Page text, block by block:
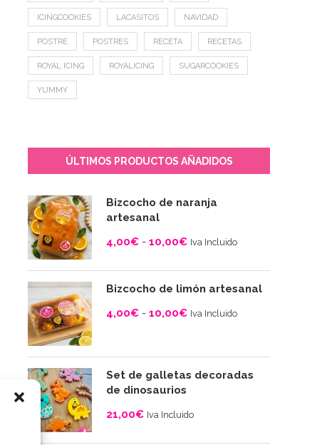
ICINGCOOKIES LACASITOS NAVIDAD
POSTRE POSTRES RECETA RECETAS
ROYAL ICING ROYALICING SUGARCOOKIES
YUMMY
ÚLTIMOS PRODUCTOS AÑADIDOS
Bizcocho de naranja
artesanal
4,00€ - 10,00€
Rango
precios:
desde
4,00€
hasta
10,00€
Iva Incluido
Bizcocho de limón artesanal
4,00€ - 10,00€
Rango
de
precios:
desde
4,00€
hasta
Iva Incluido
Set de galletas decoradas
de dinosaurios
21,00€ Iva Incluido